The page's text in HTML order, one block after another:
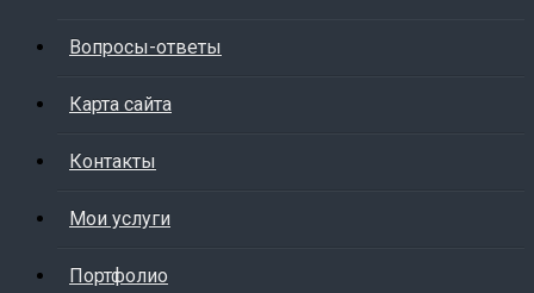
Вопросы-ответы
Карта сайта
Контакты
Мои услуги
Портфолио